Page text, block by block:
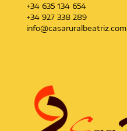
+34 635 134 654
+34 927 338 289
info@casaruralbeatriz.com